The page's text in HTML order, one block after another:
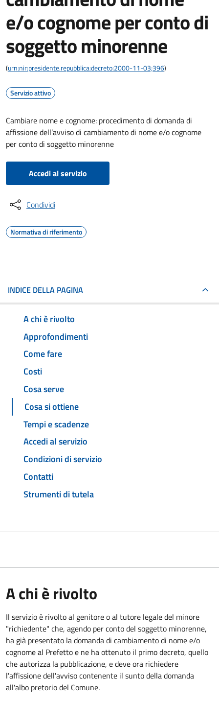
e/o cognome per conto di
soggetto minorenne
(urn:nir:presidente.repubblica:decreto:2000-11-03;396)
Servizio attivo
Cambiare nome e cognome: procedimento di domanda di
affissione dell’avviso di cambiamento di nome e/o cognome
per conto di soggetto minorenne
Accedi al servizio
Condividi
Normativa di riferimento
INDICE DELLA PAGINA
A chi è rivolto
Approfondimenti
Come fare
Costi
Cosa serve
Cosa si ottiene
Tempi e scadenze
Accedi al servizio
Condizioni di servizio
Contatti
Strumenti di tutela
A chi è rivolto
Il servizio è rivolto al genitore o al tutore legale del minore
"richiedente" che, agendo per conto del soggetto minorenne,
ha già presentato la domanda di cambiamento di nome e/o
cognome al Prefetto e ne ha ottenuto il primo decreto, quello
che autorizza la pubblicazione, e deve ora richiedere
l'affissione dell'avviso contenente il sunto della domanda
all'albo pretorio del Comune.